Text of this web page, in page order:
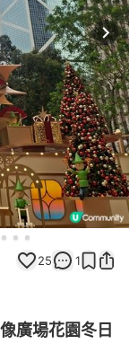
25 1
廣場花園冬日